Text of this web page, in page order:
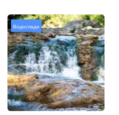
Водоспади